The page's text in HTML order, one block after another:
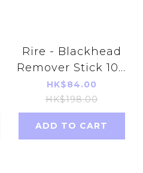
Rire - Blackhead
Remover Stick 10g
x2 (8809410281373)
HK$84.00
HK$198.00
ADD TO CART